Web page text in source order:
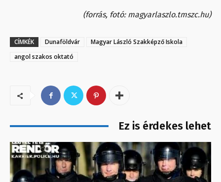
(forrás, fotó: magyarlaszlo.tmszc.hu)
CÍMKÉK Dunaföldvár
Magyar László Szakképző Iskola
angol szakos oktató
Ez is érdekes lehet